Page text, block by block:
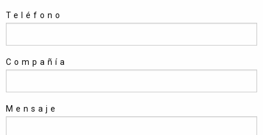
Teléfono
Compañía
Mensaje